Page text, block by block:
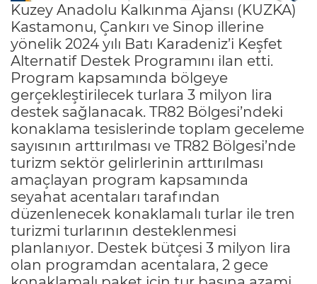
Kuzey Anadolu Kalkınma Ajansı (KUZKA)
Kastamonu, Çankırı ve Sinop illerine
yönelik 2024 yılı Batı Karadeniz’i Keşfet
Alternatif Destek Programını ilan etti.
Program kapsamında bölgeye
gerçekleştirilecek turlara 3 milyon lira
destek sağlanacak. TR82 Bölgesi’ndeki
konaklama tesislerinde toplam geceleme
sayısının arttırılması ve TR82 Bölgesi’nde
turizm sektör gelirlerinin arttırılması
amaçlayan program kapsamında
seyahat acentaları tarafından
düzenlenecek konaklamalı turlar ile tren
turizmi turlarının desteklenmesi
planlanıyor. Destek bütçesi 3 milyon lira
olan programdan acentalara, 2 gece